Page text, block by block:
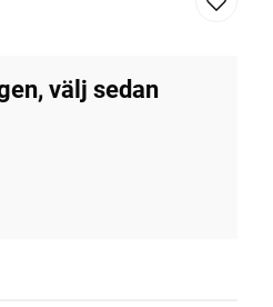
välj sedan